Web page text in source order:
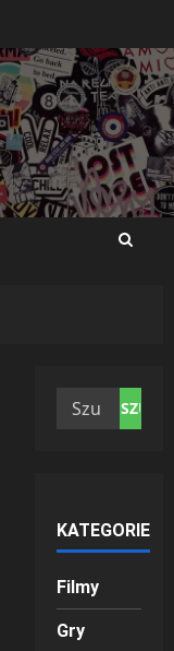
Szukaj:
KATEGORIE
Filmy
Gry